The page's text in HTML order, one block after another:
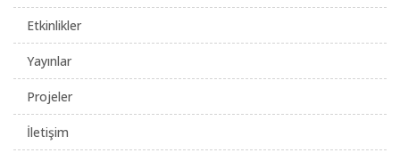
Etkinlikler
Yayınlar
Projeler
İletişim